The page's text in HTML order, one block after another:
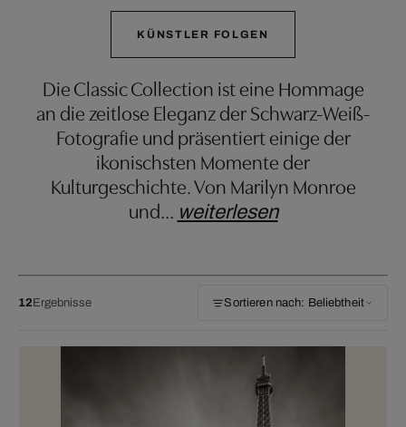
KÜNSTLER FOLGEN
Die Classic Collection ist eine Hommage
an die zeitlose Eleganz der Schwarz-Weiß-
Fotografie und präsentiert einige der
ikonischsten Momente der
Kulturgeschichte. Von Marilyn Monroe
und… weiterlesen
12Ergebnisse Sortieren nach: Beliebtheit